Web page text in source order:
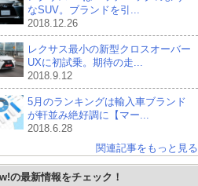
なSUV。ブランドを引...
2018.12.26
レクサス最小の新型クロスオーバー
UXに初試乗。期待の走...
2018.9.12
5月のランキングは輸入車ブランド
が軒並み絶好調に【マー...
2018.6.28
関連記事をもっと見る
の最新情報をチェック！